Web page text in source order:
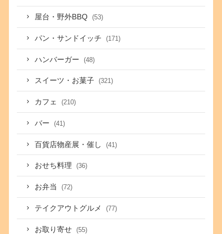
屋台・野外BBQ (53)
パン・サンドイッチ (171)
ハンバーガー (48)
スイーツ・お菓子 (321)
カフェ (210)
バー (41)
百貨店物産展・催し (41)
おせち料理 (36)
お弁当 (72)
テイクアウトグルメ (77)
お取り寄せ (55)